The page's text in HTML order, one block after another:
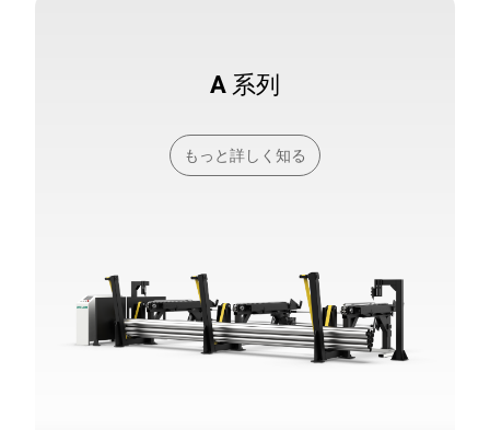
A 系列
もっと詳しく知る